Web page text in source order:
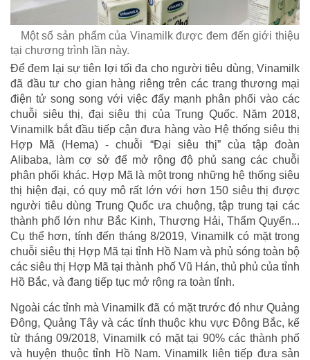
Một số sản phẩm của Vinamilk được đem đến giới thiệu
tại chương trình lần này.
Để đem lại sự tiên lợi tối đa cho người tiêu dùng, Vinamilk
đã đầu tư cho gian hàng riêng trên các trang thương mại
điện tử song song với việc đẩy mạnh phân phối vào các
chuỗi siêu thị, đại siêu thị của Trung Quốc. Năm 2018,
Vinamilk bắt đầu tiếp cận đưa hàng vào Hệ thống siêu thị
Hợp Mã (Hema) - chuỗi “Đại siêu thị” của tập đoàn
Alibaba, làm cơ sở để mở rộng độ phủ sang các chuỗi
phân phối khác. Hợp Mã là một trong những hệ thống siêu
thị hiện đại, có quy mô rất lớn với hơn 150 siêu thị được
người tiêu dùng Trung Quốc ưa chuộng, tập trung tại các
thành phố lớn như Bắc Kinh, Thượng Hải, Thẩm Quyến...
Cụ thể hơn, tính đến tháng 8/2019, Vinamilk có mặt trong
chuỗi siêu thị Hợp Mã tại tỉnh Hồ Nam và phủ sóng toàn bộ
các siêu thị Hợp Mã tại thành phố Vũ Hán, thủ phủ của tỉnh
Hồ Bắc, và đang tiếp tục mở rộng ra toàn tỉnh.
Ngoài các tỉnh mà Vinamilk đã có mặt trước đó như Quảng
Đông, Quảng Tây và các tỉnh thuộc khu vực Đông Bắc, kể
từ tháng 09/2018, Vinamilk có mặt tại 90% các thành phố
và huyện thuộc tỉnh Hồ Nam. Vinamilk liên tiếp đưa sản